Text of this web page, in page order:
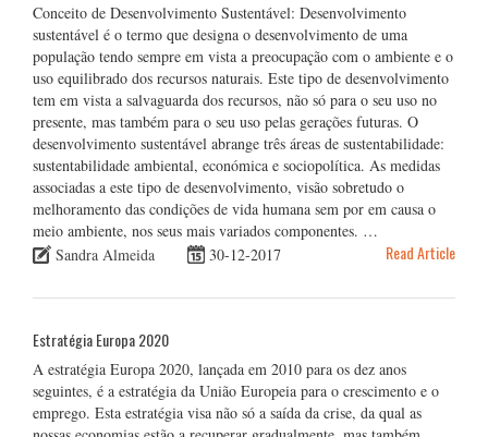
Conceito de Desenvolvimento Sustentável: Desenvolvimento
sustentável é o termo que designa o desenvolvimento de uma
população tendo sempre em vista a preocupação com o ambiente e o
uso equilibrado dos recursos naturais. Este tipo de desenvolvimento
tem em vista a salvaguarda dos recursos, não só para o seu uso no
presente, mas também para o seu uso pelas gerações futuras. O
desenvolvimento sustentável abrange três áreas de sustentabilidade:
sustentabilidade ambiental, económica e sociopolítica. As medidas
associadas a este tipo de desenvolvimento, visão sobretudo o
melhoramento das condições de vida humana sem por em causa o
meio ambiente, nos seus mais variados componentes. …
Sandra Almeida
30-12-2017 Read Article
Estratégia Europa 2020
A estratégia Europa 2020, lançada em 2010 para os dez anos
seguintes, é a estratégia da União Europeia para o crescimento e o
emprego. Esta estratégia visa não só a saída da crise, da qual as